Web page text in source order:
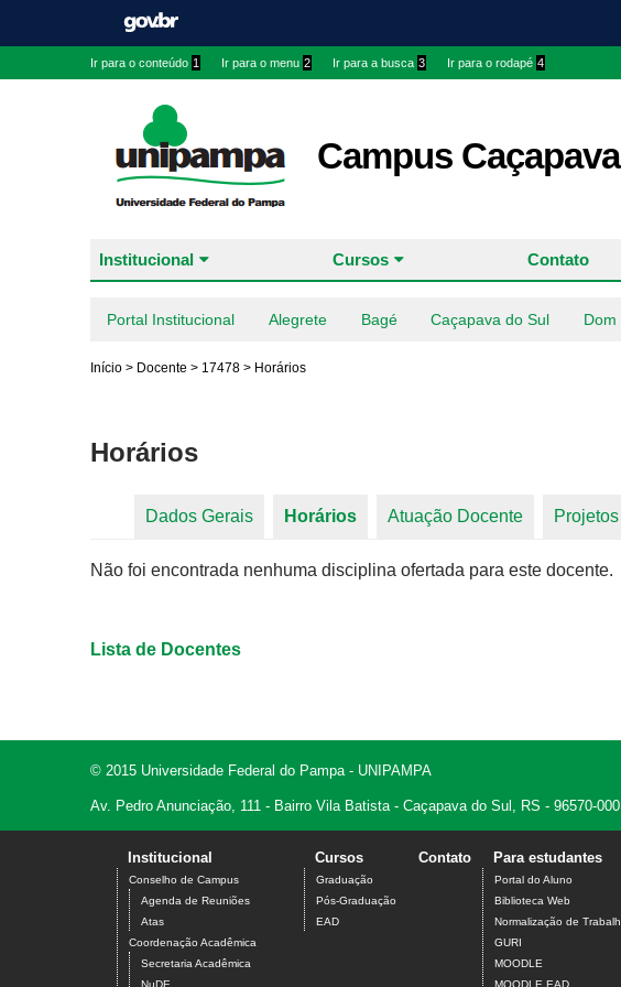
Ir para o conteúdo 1 Ir para o menu 2 Ir para a busca 3 Ir para o rodapé 4
Campus
Institucional Cursos Contato
Portal Institucional Alegrete Bagé Caçapava do Sul Dom
Início > Docente > 17478 > Horários
Horários
Dados Gerais Horários (aba ativa)
Atuação Docente Projetos
Não foi encontrada nenhuma disciplina ofertada para este docente.
Lista de Docentes
© 2015 Universidade Federal do Pampa - UNIPAMPA
Av. Pedro Anunciação, 111 - Bairro Vila Batista - Caçapava do Sul, RS - 96570-
Institucional
Conselho de Campus
Agenda de Reuniões
Atas
Coordenação Acadêmica
Secretaria Acadêmica
NuDE
Cursos
Graduação
Pós-Graduação
EAD
Contato Para estudantes
Portal do Aluno
Biblioteca Web
Normalização de
GURI
MOODLE
MOODLE EAD